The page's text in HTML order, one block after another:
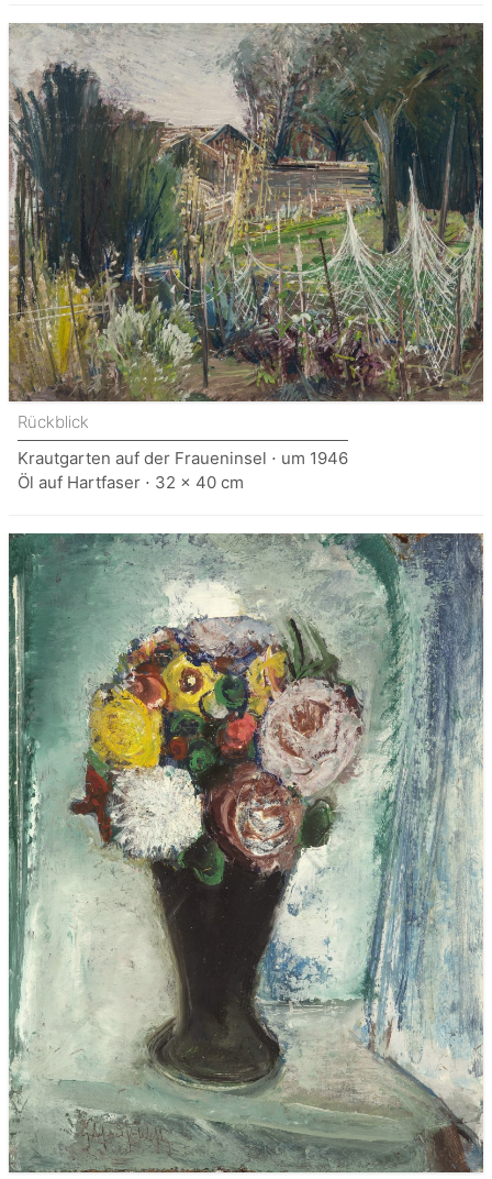
Rückblick
Krautgarten auf der Fraueninsel ⋅ um 1946
Öl auf Hartfaser ⋅ 32 x 40 cm